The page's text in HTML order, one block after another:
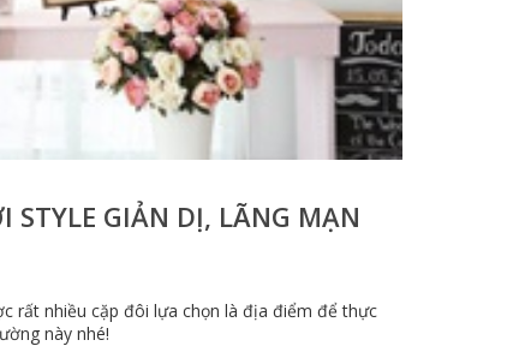
STYLE GIẢN DỊ, LÃNG MẠN
rất nhiều cặp đôi lựa chọn là địa điểm để thực
này nhé!